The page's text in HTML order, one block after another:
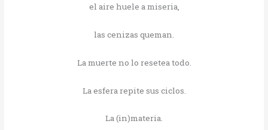
el aire huele a miseria,
las cenizas queman.
La muerte no lo resetea todo.
La esfera repite sus ciclos.
La (in)materia.